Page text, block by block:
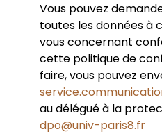
Vous pouvez
toutes les données à
vous concernant
cette politique de
faire, vous pouvez
au délégué à la
dpo@univ-paris8.fr